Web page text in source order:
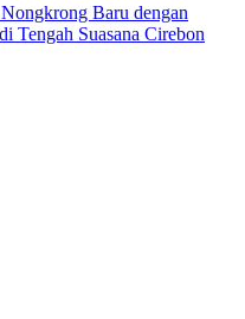
Baru dengan
Tengah Suasana Cirebon